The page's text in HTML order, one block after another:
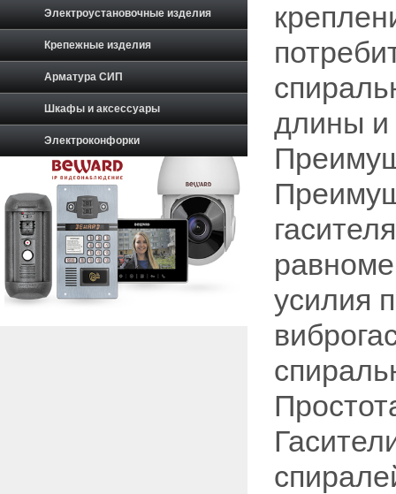
длины и
усилия
Электроустановочные изделия
Крепежные изделия
Арматура СИП
Шкафы и аксессуары
Электроконфорки